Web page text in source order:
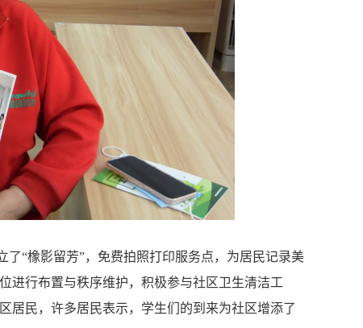
“橡影留芳”，免费拍照打印服务点，为居民记录美
进行布置与秩序维护，积极参与社区卫生清洁工
居民，许多居民表示，学生们的到来为社区增添了